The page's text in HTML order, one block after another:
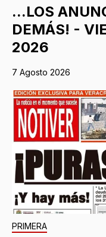
...LOS
DEMÁS! -
2026
7 Agosto 2026
PRIMERA